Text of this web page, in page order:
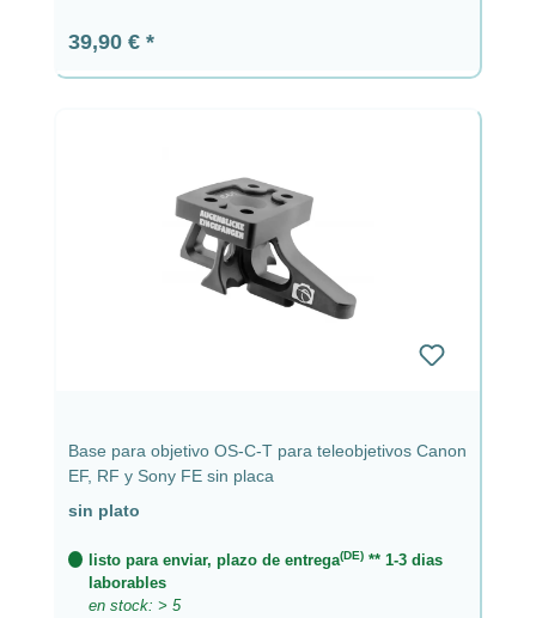
Precio normal:
39,90 €
Base para objetivo OS-C-T para teleobjetivos Canon
EF, RF y Sony FE sin placa
sin plato
listo para enviar, plazo de entrega(DE) ** 1-3 dias
laborables
en stock: > 5